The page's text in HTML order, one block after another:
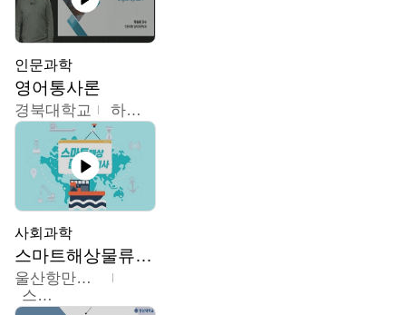
인문과학
영어통사론
경북대학교 하승완
사회과학
스마트해상물류관리사 교육과정2
울산항만공사
스마트해상물류관리사 교육위원회